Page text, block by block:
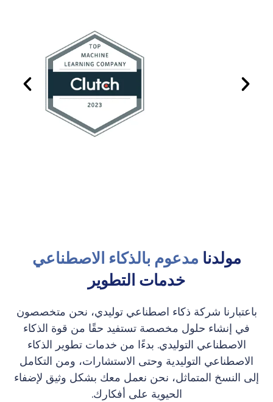
مولدنا مدعوم بالذكاء الاصطناعي
خدمات التطوير
باعتبارنا شركة ذكاء اصطناعي توليدي، نحن متخصصون
في إنشاء حلول مخصصة تستفيد حقًا من قوة الذكاء
الاصطناعي التوليدي. بدءًا من خدمات تطوير الذكاء
الاصطناعي التوليدية وحتى الاستشارات، ومن التكامل
إلى النسخ المتماثل، نحن نعمل معك بشكل وثيق لإضفاء
الحيوية على أفكارك.